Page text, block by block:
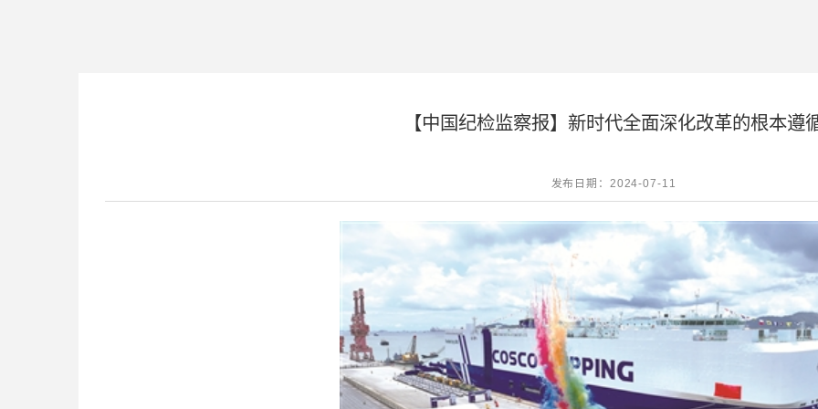
【中国纪检监察报】新时代全面深化改革的根本遵
发布日期：2024-07-11